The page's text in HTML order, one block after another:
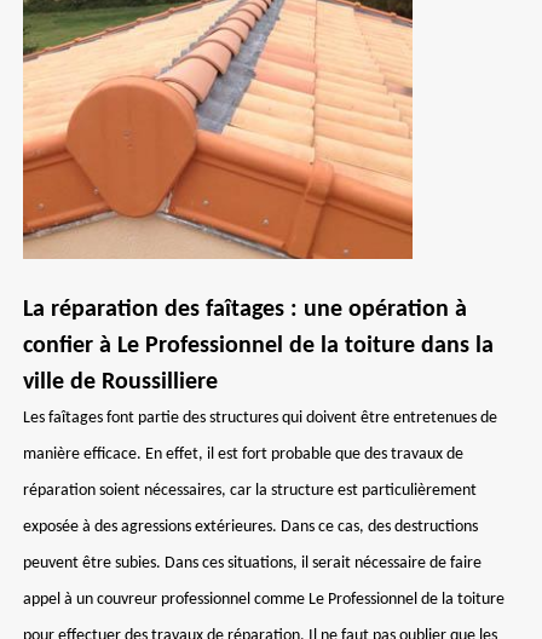
La réparation des faîtages : une opération à
confier à Le Professionnel de la toiture dans la
ville de Roussilliere
Les faîtages font partie des structures qui doivent être entretenues de
manière efficace. En effet, il est fort probable que des travaux de
réparation soient nécessaires, car la structure est particulièrement
exposée à des agressions extérieures. Dans ce cas, des destructions
peuvent être subies. Dans ces situations, il serait nécessaire de faire
appel à un couvreur professionnel comme Le Professionnel de la toiture